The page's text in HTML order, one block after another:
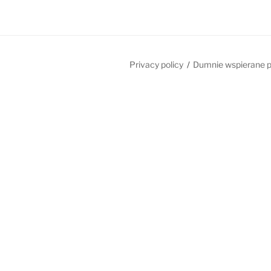
Privacy policy Dumnie wspierane